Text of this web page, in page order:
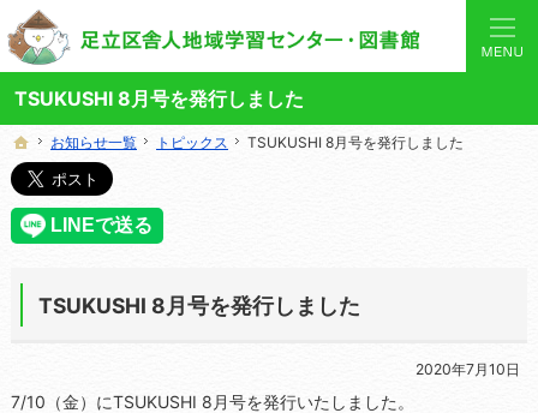
TSUKUSHI 8月号を発行しました
あなたと「学び」を結ぶ身近なコーディネーター。当サイトでは地域の講座や施設をご案内してい
舎人地域学習センターや図書館の総合案内サイト
ホーム
お知らせ一覧 トピックス TSUKUSHI 8月号を発行しました
TSUKUSHI 8月号を発行しました
2020年7月10日
7/10（金）にTSUKUSHI 8月号を発行いたしました。
ホーム
お知らせ一覧 トピックス TSUKUSHI 8月号を発行しました